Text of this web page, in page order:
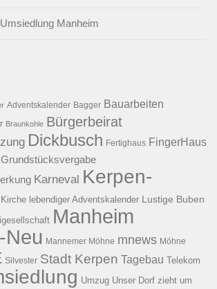
Manheim
Adventskalender Bagger Bauarbeiten
Braunkohle Bürgerbeirat
Dickbusch Fertighaus FingerHaus
Grundstücksvergabe
Karneval Kerpen-
Kirche lebendiger Adventskalender Lustige Buben
Manheim
Neu Mannemer Möhne mnews Möhne
Silvester Stadt Kerpen Tagebau Telekom
Umzug Unser Dorf zieht um